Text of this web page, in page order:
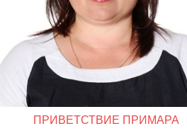
ПРИВЕТСТВИЕ ПРИМАРА